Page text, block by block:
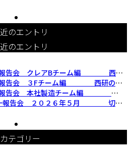
のエントリ
のエントリ
アBチーム編 西研の３Ｓ活動（整理・整頓・清掃
チーム編 西研の３Ｓ活動（整理・整頓・清掃）
造チーム編 西研の３Ｓ活動（整理・整頓・清掃
２０２６年５月 切削工具を考える西研より
カテゴリー